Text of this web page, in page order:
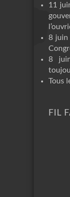
11
8 juin
8
Tous
FIL